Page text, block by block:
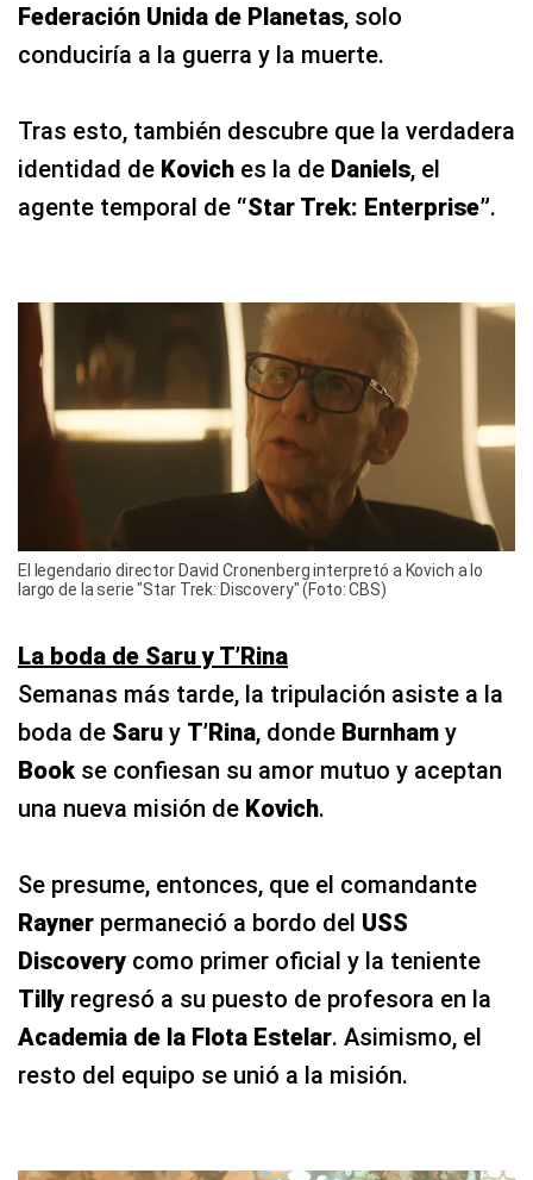
Federación Unida de Planetas, solo
conduciría a la guerra y la muerte.
Tras esto, también descubre que la verdadera
identidad de Kovich es la de Daniels, el
agente temporal de “Star Trek: Enterprise”.
El legendario director David Cronenberg interpretó a Kovich a lo
largo de la serie "Star Trek: Discovery" (Foto: CBS)
La boda de Saru y T’Rina
Semanas más tarde, la tripulación asiste a la
boda de Saru y T’Rina, donde Burnham y
Book se confiesan su amor mutuo y aceptan
una nueva misión de Kovich.
Se presume, entonces, que el comandante
Rayner permaneció a bordo del USS
Discovery como primer oficial y la teniente
Tilly regresó a su puesto de profesora en la
Academia de la Flota Estelar. Asimismo, el
resto del equipo se unió a la misión.